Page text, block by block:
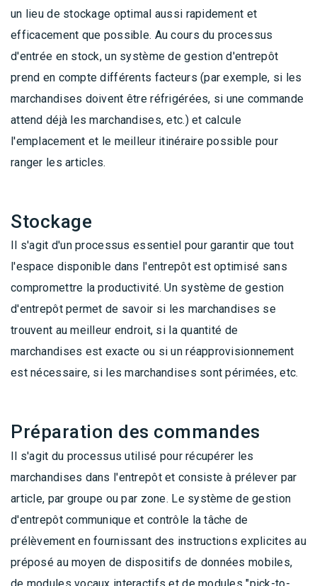
un lieu de stockage optimal aussi rapidement et
efficacement que possible. Au cours du processus
d'entrée en stock, un système de gestion d'entrepôt
prend en compte différents facteurs (par exemple, si les
marchandises doivent être réfrigérées, si une commande
attend déjà les marchandises, etc.) et calcule
l'emplacement et le meilleur itinéraire possible pour
ranger les articles.
Stockage
Il s'agit d'un processus essentiel pour garantir que tout
l'espace disponible dans l'entrepôt est optimisé sans
compromettre la productivité. Un système de gestion
d'entrepôt permet de savoir si les marchandises se
trouvent au meilleur endroit, si la quantité de
marchandises est exacte ou si un réapprovisionnement
est nécessaire, si les marchandises sont périmées, etc.
Préparation des commandes
Il s'agit du processus utilisé pour récupérer les
marchandises dans l'entrepôt et consiste à prélever par
article, par groupe ou par zone. Le système de gestion
d'entrepôt communique et contrôle la tâche de
prélèvement en fournissant des instructions explicites au
préposé au moyen de dispositifs de données mobiles,
de modules vocaux interactifs et de modules "pick-to-